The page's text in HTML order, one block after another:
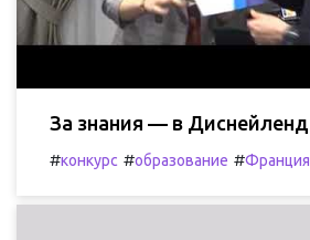
За знания — в Диснейленд
#конкурс #образование #Франция